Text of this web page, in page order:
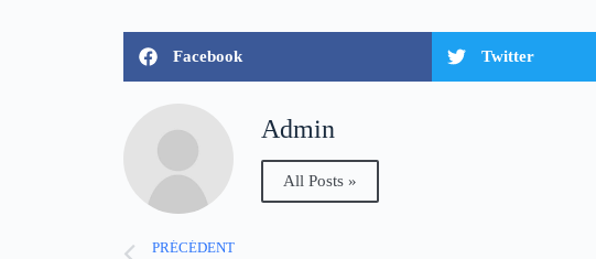
Facebook Twitter
Admin
All Posts »
PRÉCÉDENT